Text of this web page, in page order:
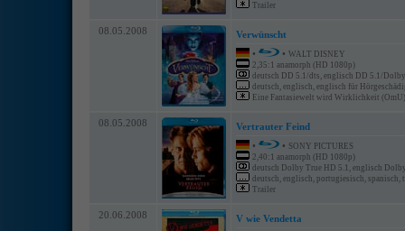
Trailer
08.05.2008
Verwünscht
•
• WALT DISNEY
2,35:1 anamorph (HD 1080p)
deutsch DD 5.1/dts, englisch DD 5.1/
deutsch, englisch, englisch für
Eine Fantasiewelt wird Wirklichkeit
08.05.2008
Vertrauter Feind
•
• SONY PICTURES
2,40:1 anamorph (HD 1080p)
deutsch Dolby True HD 5.1, englisch
deutsch, englisch, portugiesisch, spanisch,
Trailer
20.06.2008
V wie Vendetta